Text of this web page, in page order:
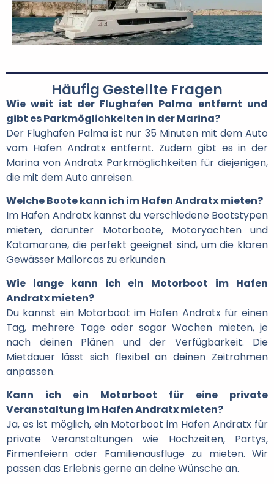
Häufig Gestellte Fragen
Wie weit ist der Flughafen Palma entfernt und
gibt es Parkmöglichkeiten in der Marina?
Der Flughafen Palma ist nur 35 Minuten mit dem Auto
vom Hafen Andratx entfernt. Zudem gibt es in der
Marina von Andratx Parkmöglichkeiten für diejenigen,
die mit dem Auto anreisen.
Welche Boote kann ich im Hafen Andratx mieten?
Im Hafen Andratx kannst du verschiedene Bootstypen
mieten, darunter Motorboote, Motoryachten und
Katamarane, die perfekt geeignet sind, um die klaren
Gewässer Mallorcas zu erkunden.
Wie lange kann ich ein Motorboot im Hafen
Andratx mieten?
Du kannst ein Motorboot im Hafen Andratx für einen
Tag, mehrere Tage oder sogar Wochen mieten, je
nach deinen Plänen und der Verfügbarkeit. Die
Mietdauer lässt sich flexibel an deinen Zeitrahmen
anpassen.
Kann ich ein Motorboot für eine private
Veranstaltung im Hafen Andratx mieten?
Ja, es ist möglich, ein Motorboot im Hafen Andratx für
private Veranstaltungen wie Hochzeiten, Partys,
Firmenfeiern oder Familienausflüge zu mieten. Wir
passen das Erlebnis gerne an deine Wünsche an.